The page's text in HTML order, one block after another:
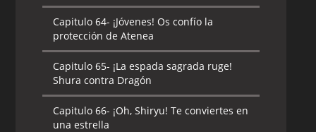
Capitulo 64- ¡Jóvenes! Os confío la
protección de Atenea
Capitulo 65- ¡La espada sagrada ruge!
Shura contra Dragón
Capitulo 66- ¡Oh, Shiryu! Te conviertes en
una estrella